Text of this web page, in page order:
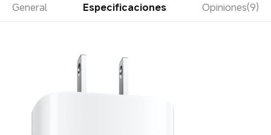
General Especificaciones Opiniones(9)